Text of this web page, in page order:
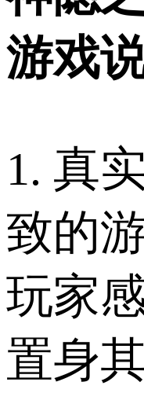
游戏
1. 真
致的
玩家
置身